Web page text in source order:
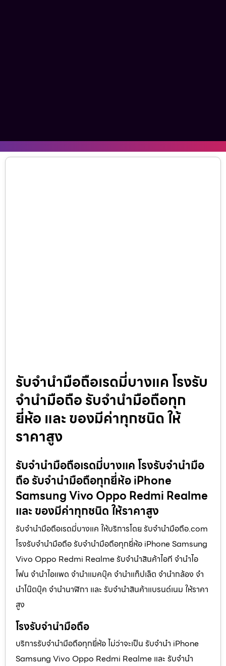
รับจำนำมือถือเรดมี่บางแค โรงรับ
จำนำมือถือ รับจำนำมือถือทุก
ยี่ห้อ และ ของมีค่าทุกชนิด ให้
ราคาสูง
รับจำนำมือถือเรดมี่บางแค โรงรับจำนำมือ
ถือ รับจำนำมือถือทุกยี่ห้อ iPhone
Samsung Vivo Oppo Redmi Realme
และ ของมีค่าทุกชนิด ให้ราคาสูง
รับจำนำมือถือเรดมี่บางแค ให้บริการโดย รับจํานํามือถือ.com
โรงรับจำนำมือถือ รับจำนำมือถือทุกยี่ห้อ iPhone Samsung
Vivo Oppo Redmi Realme รับจำนำสินค้าไอที จำนำไอ
โฟน จำนำไอแพด จำนำแมคบุ๊ค จำนำแท็ปเล็ต จำนำกล้อง จำ
นำโน๊ตบุ๊ค จำนำนาฬิกา และ รับจำนำสินค้าแบรนด์เนม ให้ราคา
สูง
โรงรับจำนำมือถือ
บริการรับจำนำมือถือทุกยี่ห้อ ไม่ว่าจะเป็น รับจำนำ iPhone
Samsung Vivo Oppo Redmi Realme และ รับจำนำ